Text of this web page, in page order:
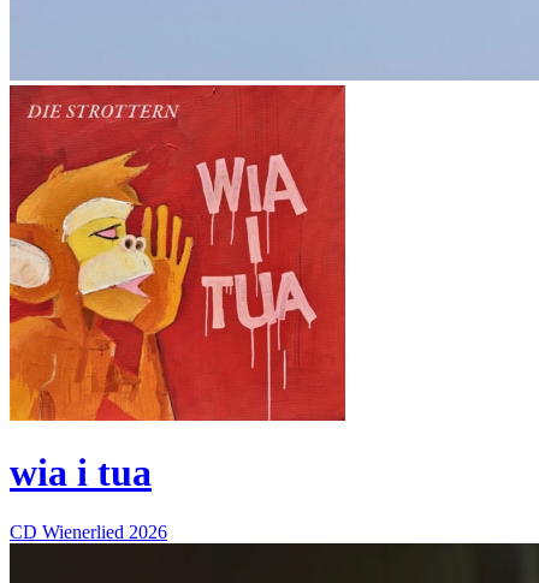
wia i tua
CD Wienerlied 2026